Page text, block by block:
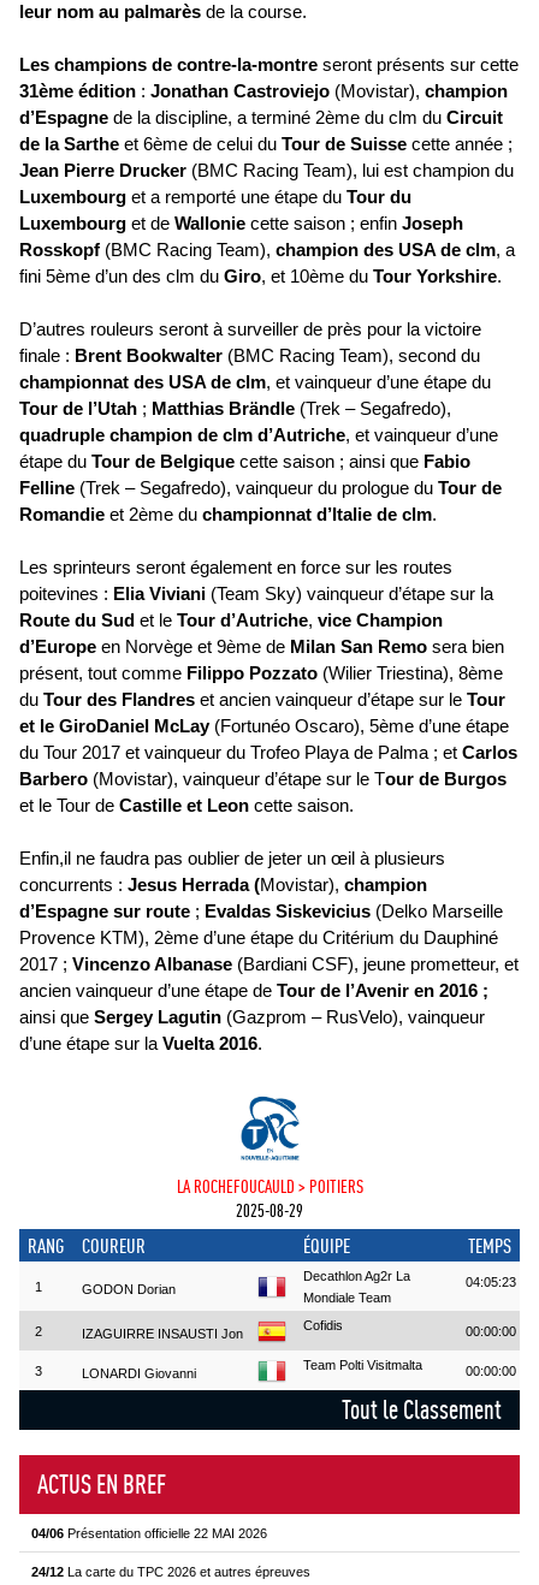
leur nom au palmarès de la course.
Les champions de contre-la-montre seront présents sur cette
31ème édition : Jonathan Castroviejo (Movistar), champion
d’Espagne de la discipline, a terminé 2ème du clm du Circuit
de la Sarthe et 6ème de celui du Tour de Suisse cette année ;
Jean Pierre Drucker (BMC Racing Team), lui est champion du
Luxembourg et a remporté une étape du Tour du
Luxembourg et de Wallonie cette saison ; enfin Joseph
Rosskopf (BMC Racing Team), champion des USA de clm, a
fini 5ème d’un des clm du Giro, et 10ème du Tour Yorkshire.
D’autres rouleurs seront à surveiller de près pour la victoire
finale : Brent Bookwalter (BMC Racing Team), second du
championnat des USA de clm, et vainqueur d’une étape du
Tour de l’Utah ; Matthias Brändle (Trek – Segafredo),
quadruple champion de clm d’Autriche, et vainqueur d’une
étape du Tour de Belgique cette saison ; ainsi que Fabio
Felline (Trek – Segafredo), vainqueur du prologue du Tour de
Romandie et 2ème du championnat d’Italie de clm.
Les sprinteurs seront également en force sur les routes
poitevines : Elia Viviani (Team Sky) vainqueur d’étape sur la
Route du Sud et le Tour d’Autriche, vice Champion
d’Europe en Norvège et 9ème de Milan San Remo sera bien
présent, tout comme Filippo Pozzato (Wilier Triestina), 8ème
du Tour des Flandres et ancien vainqueur d’étape sur le Tour
et le GiroDaniel McLay(Fortunéo Oscaro), 5ème d’une étape
du Tour 2017 et vainqueur du Trofeo Playa de Palma ; et Carlos
Barbero (Movistar), vainqueur d’étape sur le Tour de Burgos
et le Tour de Castille et Leon cette saison.
Enfin,il ne faudra pas oublier de jeter un œil à plusieurs
concurrents : Jesus Herrada (Movistar), champion
d’Espagne sur route ; Evaldas Siskevicius (Delko Marseille
Provence KTM), 2ème d’une étape du Critérium du Dauphiné
2017 ; Vincenzo Albanase (Bardiani CSF), jeune prometteur, et
ancien vainqueur d’une étape de Tour de l’Avenir en 2016 ;
ainsi que Sergey Lagutin (Gazprom – RusVelo), vainqueur
d’une étape sur la Vuelta 2016.
LA ROCHEFOUCAULD > POITIERS
2025-08-29
RANG COUREUR ÉQUIPE TEMPS
1 GODON Dorian 04:05:23
Decathlon Ag2r La
Mondiale Team
2 IZAGUIRRE INSAUSTI Jon 00:00:00
Cofidis
3 LONARDI Giovanni 00:00:00
Team Polti Visitmalta
Tout le Classement
ACTUS EN BREF
04/06 Présentation officielle 22 MAI 2026
24/12 La carte du TPC 2026 et autres épreuves